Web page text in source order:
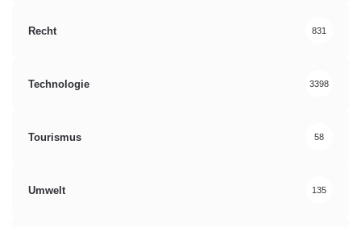
Recht 831
Technologie 3398
Tourismus 58
Umwelt 135